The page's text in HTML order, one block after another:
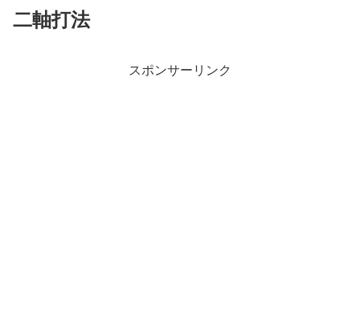
二軸打法
スポンサーリンク